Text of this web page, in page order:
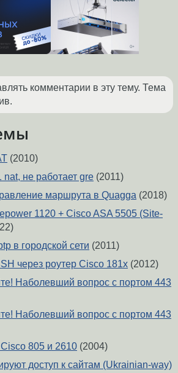
комментарии в эту тему. Тема
(2010)
nat, не работает gre (2011)
маршрута в Quagga (2018)
1120 + Cisco ASA 5505 (Site-
в городской сети (2011)
через роутер Cisco 181x (2012)
Наболевший вопрос с портом 443
Наболевший вопрос с портом 443
805 и 2610 (2004)
доступ к сайтам (Ukrainian-way)